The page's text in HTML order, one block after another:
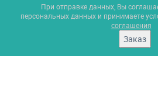
При отправке данных, Вы
персональных данных и принимаете
соглашения
Заказ